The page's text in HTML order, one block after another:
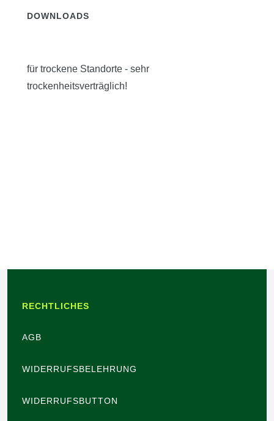
DOWNLOADS
für trockene Standorte - sehr
trockenheitsverträglich!
RECHTLICHES
AGB
WIDERRUFSBELEHRUNG
WIDERRUFSBUTTON